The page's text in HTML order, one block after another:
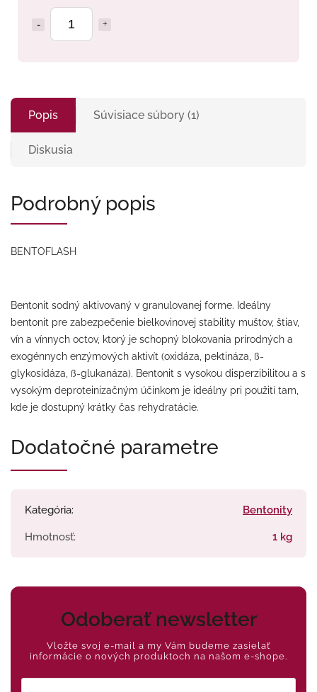
Popis Súvisiace súbory (1)
Diskusia
Podrobný popis
BENTOFLASH
Bentonit sodný aktivovaný v granulovanej forme. Ideálny
bentonit pre zabezpečenie bielkovinovej stability muštov, štiav,
vín a vínnych octov, ktorý je schopný blokovania prírodných a
exogénnych enzýmových aktivít (oxidáza, pektináza, ß-
glykosidáza, ß-glukanáza). Bentonit s vysokou disperzibilitou a s
vysokým deproteinizačným účinkom je ideálny pri použití tam,
kde je dostupný krátky čas rehydratácie.
Dodatočné parametre
Kategória: Bentonity
Hmotnosť: 1 kg
Odoberať newsletter
Vložte svoj e-mail a my Vám budeme zasielať
informácie o nových produktoch na našom e-shope.